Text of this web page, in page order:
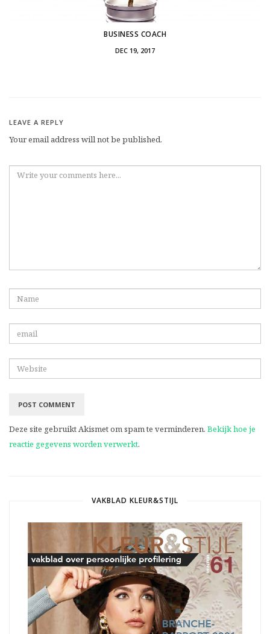
BUSINESS COACH
DEC 19, 2017
LEAVE A REPLY
Your email address will not be published.
Deze site gebruikt Akismet om spam te verminderen. Bekijk hoe je
reactie gegevens worden verwerkt.
VAKBLAD KLEUR&STIJL